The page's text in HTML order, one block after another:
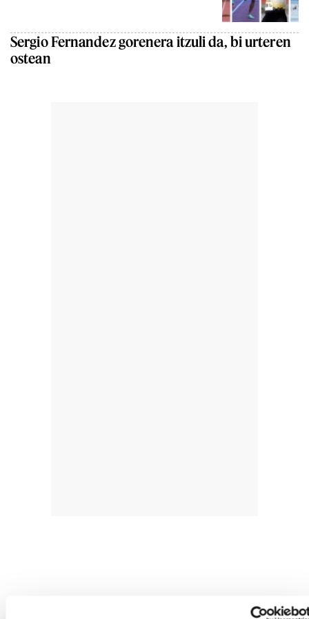
Sergio Fernandez gorenera itzuli da, bi urteren
ostean